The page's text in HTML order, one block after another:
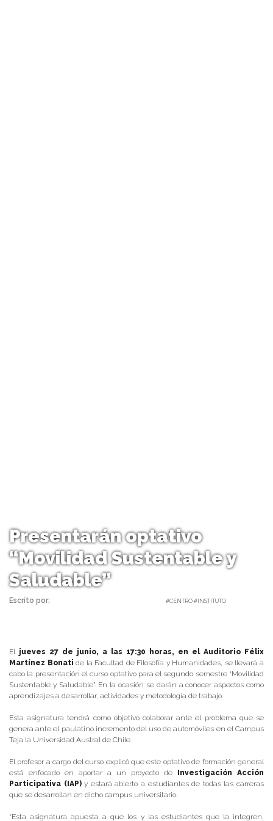
Presentarán optativo
“Movilidad Sustentable y
Saludable”
Escrito por: #CENTRO #INSTITUTO
Eljueves 27 de junio, a las 17:30 horas, en el Auditorio Félix
Martínez Bonati de la Facultad de Filosofía y Humanidades, se llevará a
cabo la presentación el curso optativo para el segundo semestre “Movilidad
Sustentable y Saludable”. En la ocasión se darán a conocer aspectos como
aprendizajes a desarrollar, actividades y metodología de trabajo.
Esta asignatura tendrá como objetivo colaborar ante el problema que se
genera ante el paulatino incremento del uso de automóviles en el Campus
Teja la Universidad Austral de Chile.
El profesor a cargo del curso explicó que este optativo de formación general
está enfocado en aportar a un proyecto de Investigación Acción
Participativa (IAP)y estará abierto a estudiantes de todas las carreras
que se desarrollan en dicho campus universitario.
“Esta asignatura apuesta a que los y las estudiantes que la integren,